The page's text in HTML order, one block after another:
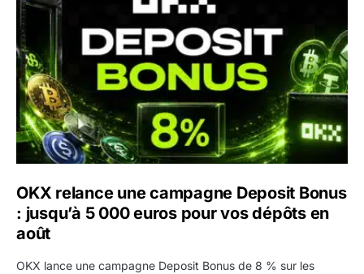
OKX relance une campagne Deposit Bonus
: jusqu’à 5 000 euros pour vos dépôts en
août
OKX lance une campagne Deposit Bonus de 8 % sur les